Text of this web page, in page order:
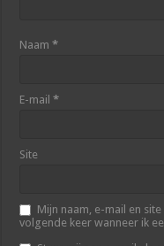
Naam*
E-mail*
Site
Mijn naam, e-mail en
volgende keer wanneer ik